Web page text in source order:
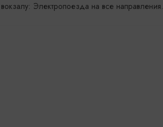
Электропоезда на все направления.